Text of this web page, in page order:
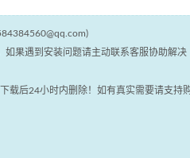
如果遇到安装问题请主动联系客服协助解决
载后24小时内删除！如有真实需要请支持